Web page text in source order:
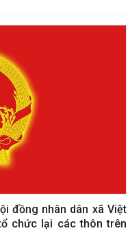
đồng nhân dân xã Việt
chức lại các thôn trên